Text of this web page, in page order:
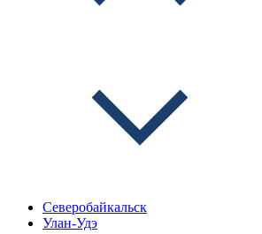
Северобайкальск
Улан-Удэ